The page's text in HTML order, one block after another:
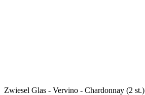
Zwiesel Glas - Vervino - Chardonnay (2 st.)